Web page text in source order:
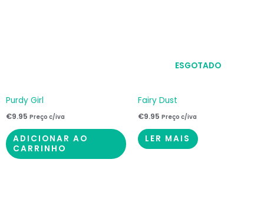
Purdy Girl
€9.95 Preço c/iva
ADICIONAR AO
CARRINHO
ESGOTADO
Fairy Dust
€9.95 Preço c/iva
LER MAIS